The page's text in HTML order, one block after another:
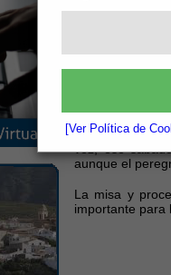
[Ver Política de
Fiestas patronales
SANTO
Campo, que
vez, ese
aunque el
La misa y
importante para